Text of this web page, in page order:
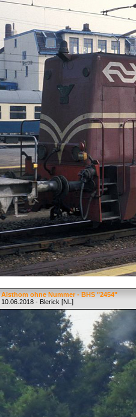
Alsthom ohne Nummer - BHS "2454"
10.06.2018 - Blerick [NL]